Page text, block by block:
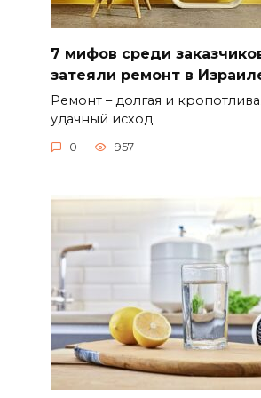
7 мифов среди
затеяли ремонт в
Ремонт – долгая и
удачный исход
0 957